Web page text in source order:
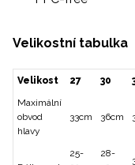
Velikostní tabulka
Velikost 27 30
Maximální
obvod
hlavy
33cm 36cm
25-
28-